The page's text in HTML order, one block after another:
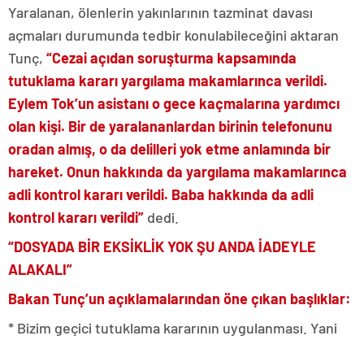
Yaralanan, ölenlerin yakınlarının tazminat davası
açmaları durumunda tedbir konulabileceğini aktaran
Tunç, “Cezai açıdan soruşturma kapsamında
tutuklama kararı yargılama makamlarınca verildi.
Eylem Tok’un asistanı o gece kaçmalarına yardımcı
olan kişi. Bir de yaralananlardan birinin telefonunu
oradan almış, o da delilleri yok etme anlamında bir
hareket. Onun hakkında da yargılama makamlarınca
adli kontrol kararı verildi. Baba hakkında da adli
kontrol kararı verildi” dedi.
“DOSYADA BİR EKSİKLİK YOK ŞU ANDA İADEYLE
ALAKALI”
Bakan Tunç’un açıklamalarından öne çıkan başlıklar:
* Bizim geçici tutuklama kararının uygulanması. Yani